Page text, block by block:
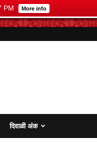
PM More info
दिवाळी अंक